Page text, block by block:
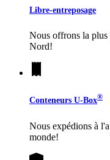
Libre-entreposage
Nous offrons la plus
Nord!
Conteneurs U-Box®
Nous expédions à
monde!